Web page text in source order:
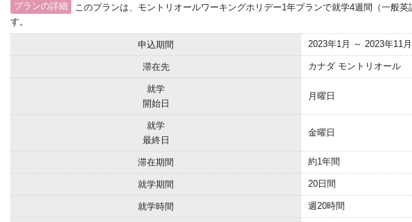
プランの詳細
このプランは、モントリオールワーキングホリデー1年プランで就学4週間（一般
す。
申込期間 2023年1月 ～ 2023年11月
滞在先 カナダ モントリオール
就学
開始日
月曜日
就学
最終日
金曜日
滞在期間 約1年間
就学期間 20日間
就学時間 週20時間